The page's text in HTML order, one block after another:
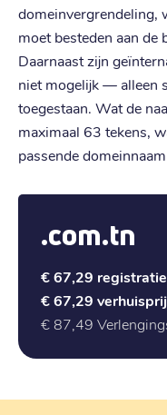
domeinvergrendeling,
moet besteden aan
Daarnaast zijn
niet mogelijk — alleen
toegestaan. Wat de
maximaal 63 tekens,
passende
.com.tn
€ 67,29
€ 67,29
€ 87,49